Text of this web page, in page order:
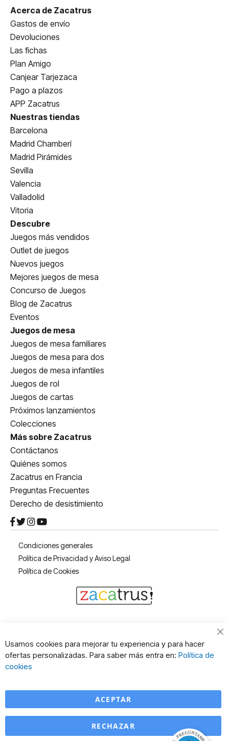
Acerca de Zacatrus
Gastos de envío
Devoluciones
Las fichas
Plan Amigo
Canjear Tarjezaca
Pago a plazos
APP Zacatrus
Nuestras tiendas
Barcelona
Madrid Chamberí
Madrid Pirámides
Sevilla
Valencia
Valladolid
Vitoria
Descubre
Juegos más vendidos
Outlet de juegos
Nuevos juegos
Mejores juegos de mesa
Concurso de Juegos
Blog de Zacatrus
Eventos
Juegos de mesa
Juegos de mesa familiares
Juegos de mesa para dos
Juegos de mesa infantiles
Juegos de rol
Juegos de cartas
Próximos lanzamientos
Colecciones
Más sobre Zacatrus
Contáctanos
Quiénes somos
Zacatrus en Francia
Preguntas Frecuentes
Derecho de desistimiento
Condiciones generales
Política de Privacidad y Aviso Legal
Política de Cookies
Usamos cookies para mejorar tu experiencia y para hacer
ofertas personalizadas. Para saber más entra en: Política de
cookies
ACEPTAR
RECHAZAR